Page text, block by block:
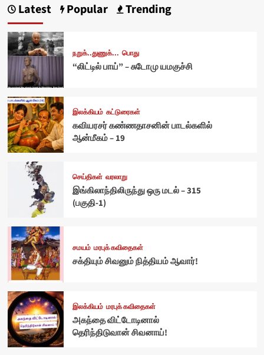
Latest Popular Trending
நறுக்..துணுக்... பொது
“லிட்டில் பாய்” – சுடோமு யமகுச்சி
இலக்கியம் கட்டுரைகள்
கவியரசர் கண்ணதாசனின் பாடல்களில்
ஆன்மீகம் – 19
செய்திகள் வரலாறு
இங்கிலாந்திலிருந்து ஒரு மடல் – 315
(பகுதி-1)
சமயம் மரபுக் கவிதைகள்
சக்தியும் சிவனும் நித்தியம் ஆவார்!
இலக்கியம் மரபுக் கவிதைகள்
அகந்தை விட்டோடினால்
தெரிந்திடுவான் சிவனாய்!